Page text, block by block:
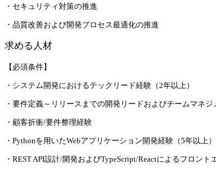
・セキュリティ対策の推進
・品質改善および開発プロセス最適化の推進
求める人材
【必須条件】
・システム開発におけるテックリード経験（2年以上）
・要件定義～リリースまでの開発リードおよびチームマネジ
・顧客折衝/要件整理経験
・Pythonを用いたWebアプリケーション開発経験（5年以上）
・REST API設計/開発およびTypeScript/Reactによるフロント